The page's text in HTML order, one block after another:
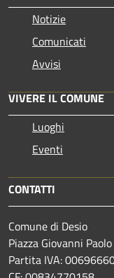
Notizie
Comunicati
Avvisi
VIVERE IL COMUNE
Luoghi
Eventi
CONTATTI
Comune di Desio
Piazza Giovanni
Partita IVA: